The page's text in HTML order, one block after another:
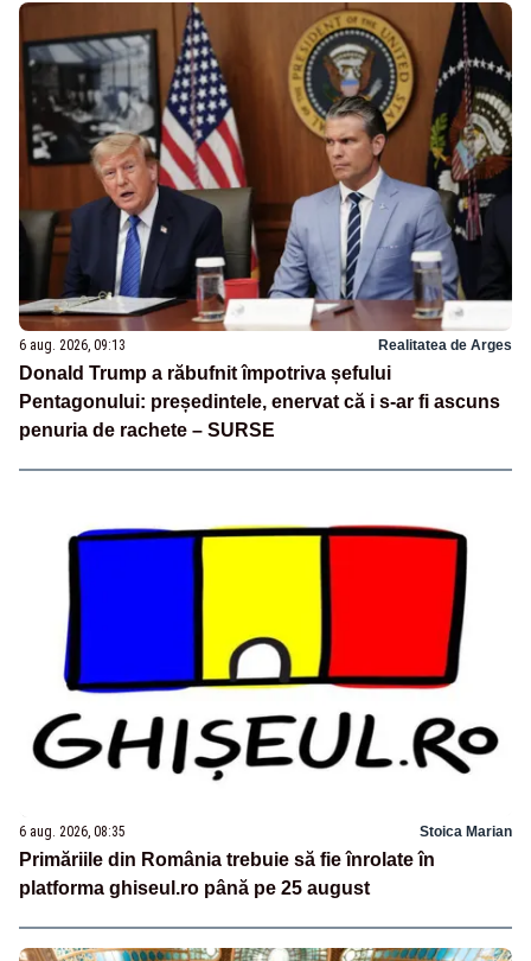
6 aug. 2026, 09:13 Realitatea de Arges
Donald Trump a răbufnit împotriva șefului
Pentagonului: președintele, enervat că i s-ar fi ascuns
penuria de rachete – SURSE
6 aug. 2026, 08:35 Stoica Marian
Primăriile din România trebuie să fie înrolate în
platforma ghiseul.ro până pe 25 august